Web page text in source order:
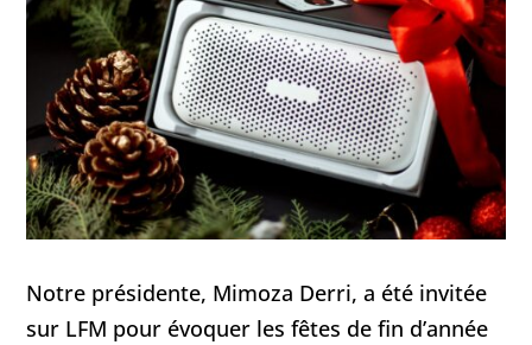
Notre présidente, Mimoza Derri, a été invitée
sur LFM pour évoquer les fêtes de fin d’année